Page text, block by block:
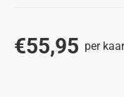
€55,95 per